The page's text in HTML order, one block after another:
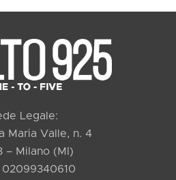
Legale:
Maria Valle, n. 4
– Milano (MI)
02099340610